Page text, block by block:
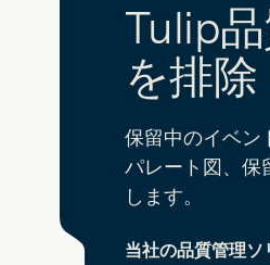
Tulip
を排除
保留中のイベン
パレート図、保
します。
当社の品質管理